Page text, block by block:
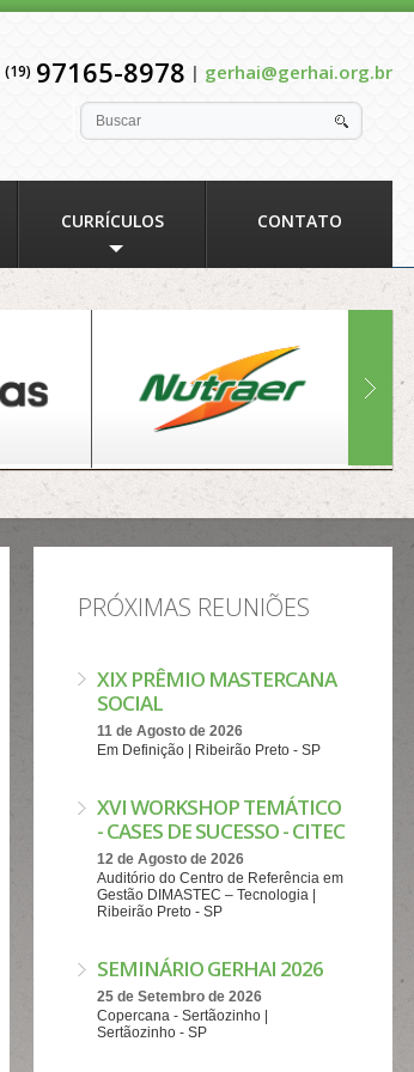
(19) 97165-8978 | gerhai@gerhai.org.br
CURRÍCULOS CONTATO
PRÓXIMAS REUNIÕES
XIX PRÊMIO MASTERCANA
SOCIAL
11 de Agosto de 2026
Em Definição | Ribeirão Preto - SP
XVI WORKSHOP TEMÁTICO
- CASES DE SUCESSO - CITEC
12 de Agosto de 2026
Auditório do Centro de Referência em
Gestão DIMASTEC – Tecnologia |
Ribeirão Preto - SP
SEMINÁRIO GERHAI 2026
25 de Setembro de 2026
Copercana - Sertãozinho |
Sertãozinho - SP